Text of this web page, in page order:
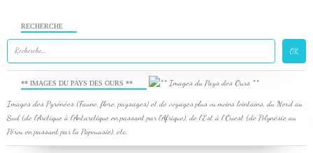
RECHERCHE
** IMAGES DU PAYS DES OURS **
Images des Pyrénées (Faune, flore, paysages) et de voyages plus ou moins lointains, du Nord au
Sud (de l'Arctique à l'Antarctique en passant par l'Afrique), de l'Est à l'Ouest (de Polynésie au
Pérou en passant par la Papouasie), etc.